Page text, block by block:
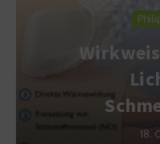
18.